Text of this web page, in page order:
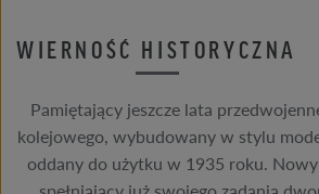
WIERNOŚĆ HISTORYCZNA
Pamiętający jeszcze lata
kolejowego, wybudowany w stylu
oddany do użytku w 1935 roku.